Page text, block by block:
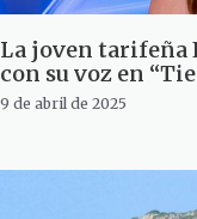
La joven tarifeña
con su voz en
9 de abril de 2025